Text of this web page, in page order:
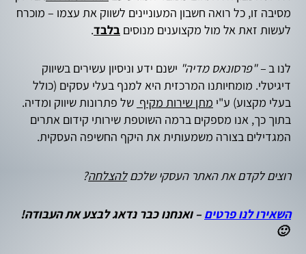
מסיבה זו, כל רואה חשבון המעוניינים לשווק את עצמו – מוכרח
לעשות זאת אל מול מקצוענים מנוסים בלבד.
לנו ב – "פרסונאס מדיה" ישנם ידע וניסיון עשירים בשיווק
דיגיטלי. מומחיותנו המרכזית היא למנף בעלי עסקים (כולל
בעלי מקצוע) ע"י מתן שירות מקיף של פתרונות שיווק ומדיה.
בתוך כך, אנו מספקים ברמה השוטפת שירותי קידום אתרים
המגדילים בצורה משמעותית את היקף החשיפה העסקית.
רוצים לקדם את האתר העסקי שלכםלהצלחה?
השאירו לנו פרטים – ואנחנו כבר נדאג לבצע את העבודה!
🙂